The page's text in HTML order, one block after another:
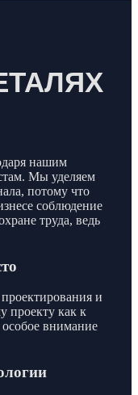
нашим
Мы уделяем
потому что
соблюдение
труда, ведь
и
проекту как к
внимание